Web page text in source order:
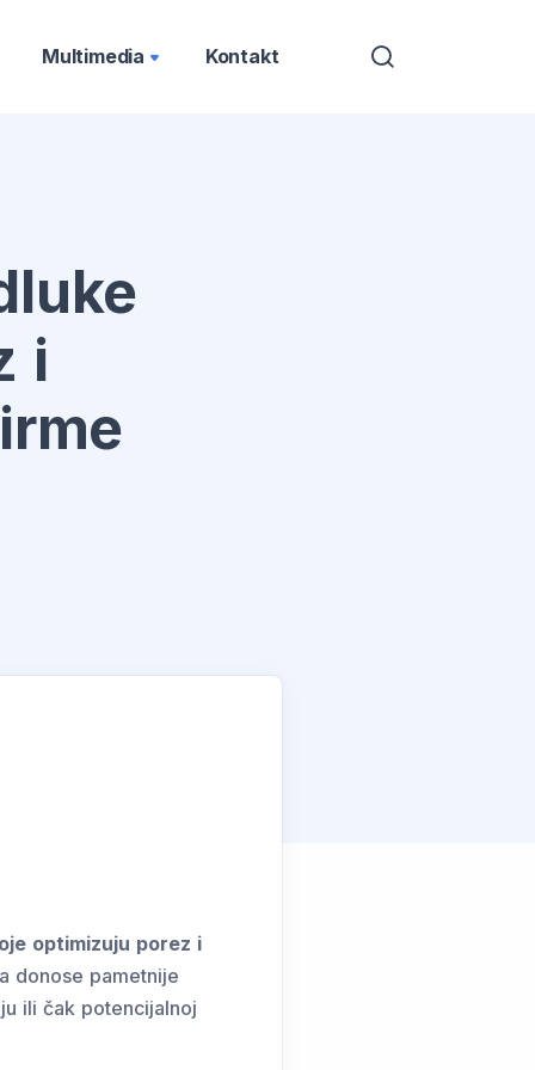
Multimedia Kontakt
i
optimizuju porez i
donose pametnije
ili čak potencijalnoj